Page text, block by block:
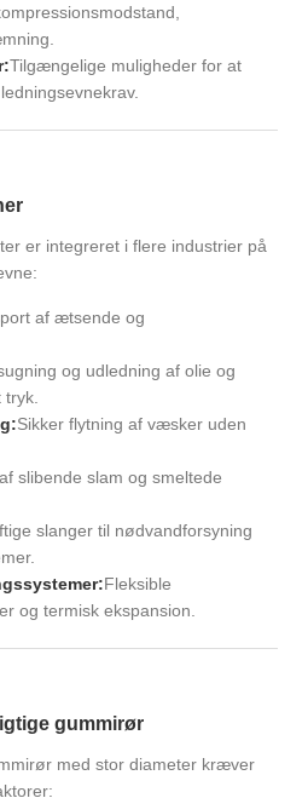
Tilgængelige muligheder for at
er integreret i flere industrier på
af ætsende og
og udledning af olie og
Sikker flytning af væsker uden
slibende slam og smeltede
slanger til nødvandforsyning
Fleksible
og termisk ekspansion.
gummirør
med stor diameter kræver